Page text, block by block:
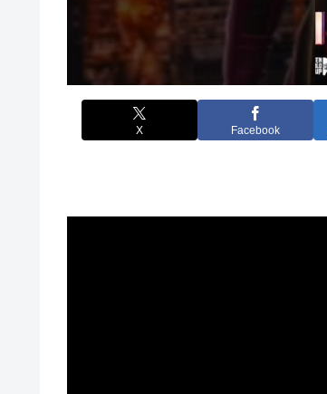
X Facebook